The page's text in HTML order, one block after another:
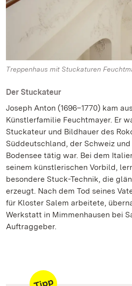
Treppenhaus mit Stuckaturen
Der Stuckateur
Joseph Anton (1696–1770) kam
Künstlerfamilie Feuchtmayer. Er
Stuckateur und Bildhauer des
Süddeutschland, der Schweiz
Bodensee tätig war. Bei dem
seinem künstlerischen Vorbild,
besondere Stuck-Technik, die
erzeugt. Nach dem Tod seines
für Kloster Salem arbeitete,
Werkstatt in Mimmenhausen bei
Auftraggeber.